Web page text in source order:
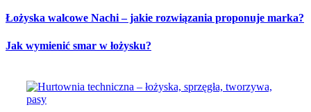
Łożyska walcowe Nachi – jakie rozwiązania proponuje marka?
Jak wymienić smar w łożysku?